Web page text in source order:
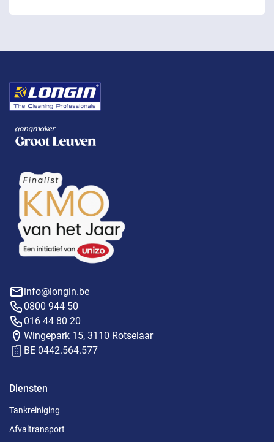
info@longin.be
0800 944 50
016 44 80 20
Wingepark 15, 3110 Rotselaar
BE 0442.564.577
Diensten
Tankreiniging
Afvaltransport